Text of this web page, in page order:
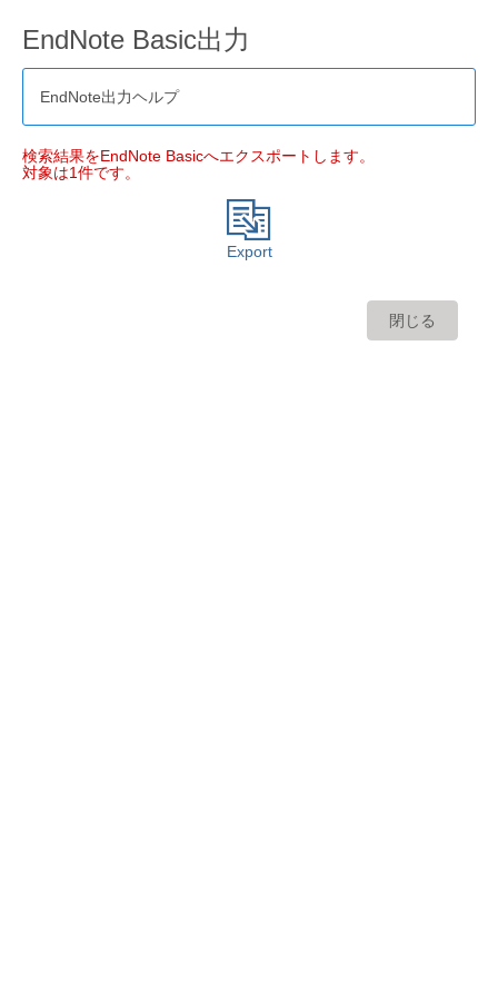
EndNote Basic出力
EndNote出力ヘルプ
検索結果をEndNote Basicへエクスポートします。
対象は1件です。
Export